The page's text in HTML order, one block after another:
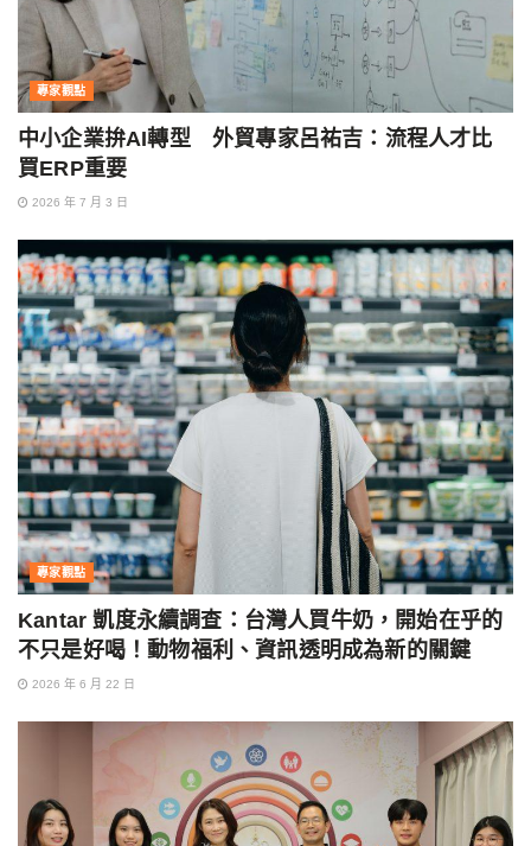
專家觀點
中小企業拚AI轉型 外貿專家呂祐吉：流程人才比
買ERP重要
2026 年 7 月 3 日
專家觀點
Kantar 凱度永續調查：台灣人買牛奶，開始在乎的
不只是好喝！動物福利、資訊透明成為新的關鍵
2026 年 6 月 22 日